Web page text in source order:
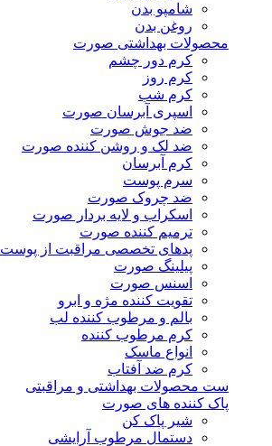
شامپو بدن
روغن بدن
محصولات بهداشتی صورت
کرم دور چشم
کرم روز
کرم شب
اسپری آبرسان صورت
ضد جوش صورت
ضد لک و روشن کننده صورت
کرم آبرسان
سرم پوست
ضد چروک صورت
اسکراب و لایه بردار صورت
ترمیم کننده صورت
پدهای تخصصی مراقبت از پوست
پیلینگ صورت
اسنس صورت
تقویت کننده مژه و ابرو
بالم و مرطوب کننده لب
کرم مرطوب کننده
انواع ماسک
کرم ضد آفتاب
ست محصولات بهداشتی و مراقبتی
پاک کننده های صورت
شیر پاک کن
دستمال مرطوب آرایشی